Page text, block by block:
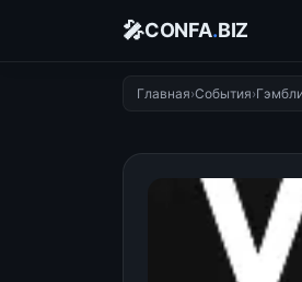
🎤CONFA.BIZ
Главная›События›